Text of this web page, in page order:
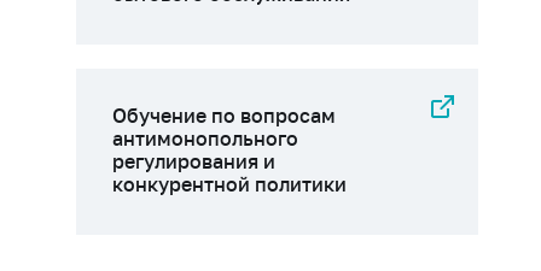
Обучение по вопросам
антимонопольного
регулирования и
конкурентной политики